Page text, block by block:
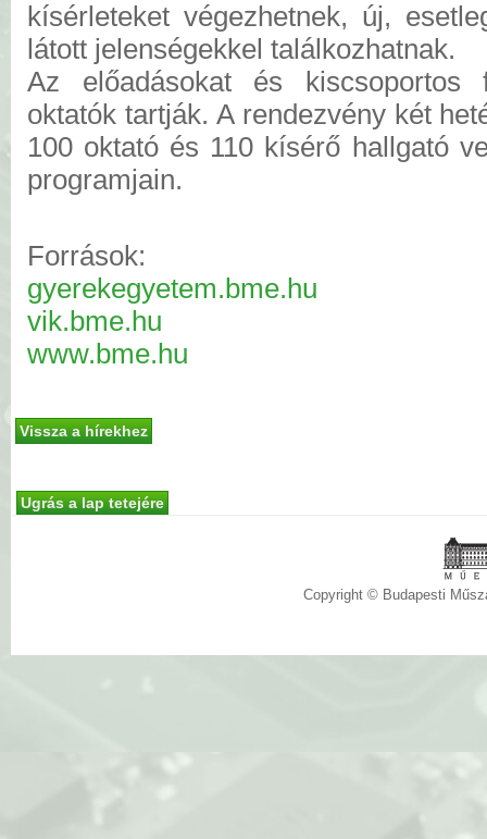
kísérleteket végezhetnek, új,
látott jelenségekkel találkozhatnak.
Az előadásokat és kiscsoportos
oktatók tartják. A rendezvény két
100 oktató és 110 kísérő hallgató
programjain.
Források:
gyerekegyetem.bme.hu
vik.bme.hu
www.bme.hu
Vissza a hírekhez
Copyright © Budapesti
Ugrás a lap tetejére